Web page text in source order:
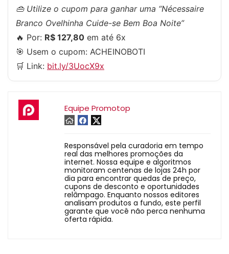
👜 Utilize o cupom para ganhar uma “Nécessaire
Branco Ovelhinha Cuide-se Bem Boa Noite”
🔥 Por: R$ 127,80 em até 6x
🎯 Usem o cupom: ACHEINOBOTI
🛒 Link: bit.ly/3UocX9x
Equipe Promotop
Responsável pela curadoria em tempo
real das melhores promoções da
internet. Nossa equipe e algoritmos
monitoram centenas de lojas 24h por
dia para encontrar quedas de preço,
cupons de desconto e oportunidades
relâmpago. Enquanto nossos editores
analisam produtos a fundo, este perfil
garante que você não perca nenhuma
oferta rápida.